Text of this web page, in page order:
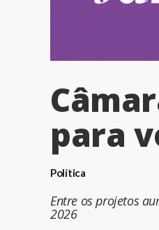
para
Política
Entre os projetos
2026